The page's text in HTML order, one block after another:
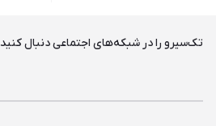
تک‌سیرو را در شبکه‌های اجتماعی دنبال کنید